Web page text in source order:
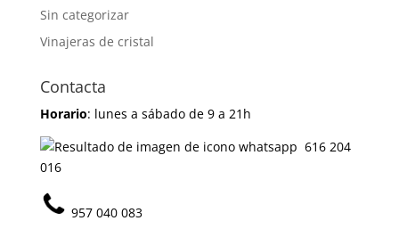
Sin categorizar
Vinajeras de cristal
Contacta
Horario: lunes a sábado de 9 a 21h
616 204
016
957 040 083